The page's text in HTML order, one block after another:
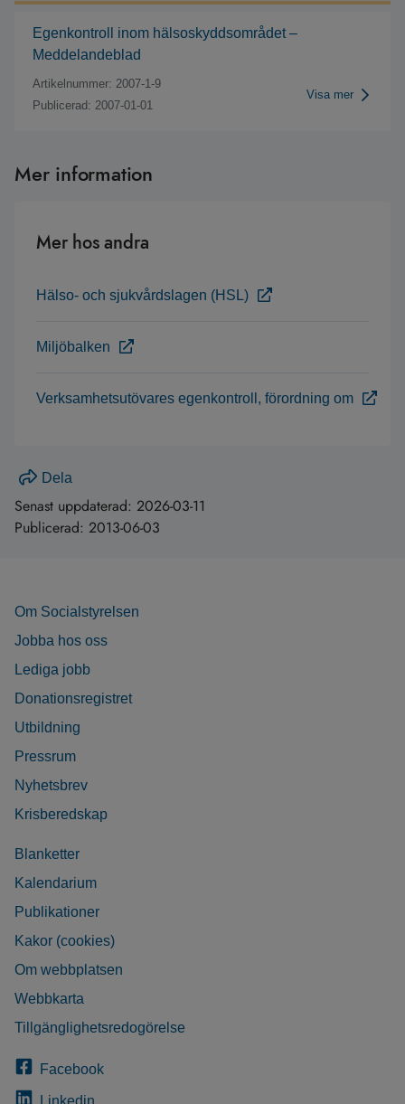
Egenkontroll inom hälsoskyddsområdet –
Meddelandeblad
Artikelnummer: 2007-1-9
Publicerad: 2007-01-01
Visa mer
Mer information
Mer hos andra
Hälso- och sjukvårdslagen (HSL)
Miljöbalken
Verksamhetsutövares egenkontroll, förordning om
Dela
Senast uppdaterad: 2026-03-11
Publicerad: 2013-06-03
Om Socialstyrelsen
Jobba hos oss
Lediga jobb
Donationsregistret
Utbildning
Pressrum
Nyhetsbrev
Krisberedskap
Blanketter
Kalendarium
Publikationer
Kakor (cookies)
Om webbplatsen
Webbkarta
Tillgänglighetsredogörelse
Facebook
Linkedin